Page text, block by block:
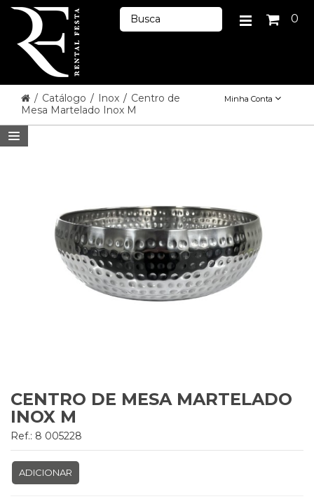
0
/ Catálogo / Inox / Centro de
Mesa Martelado Inox M
Minha Conta
CENTRO DE MESA MARTELADO
INOX M
Ref.: 8 005228
ADICIONAR